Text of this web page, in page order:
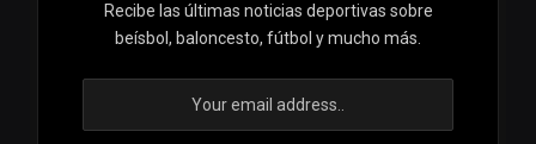
Recibe las últimas noticias deportivas sobre
beísbol, baloncesto, fútbol y mucho más.